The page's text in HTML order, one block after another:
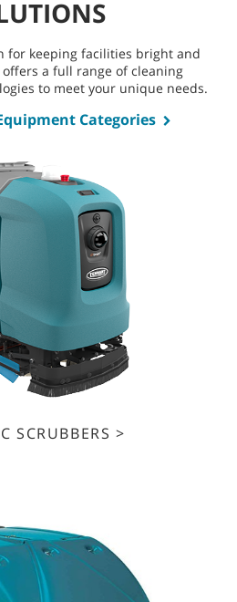
for keeping facilities bright and
a full range of cleaning
to meet your unique needs.
Categories
SCRUBBERS >